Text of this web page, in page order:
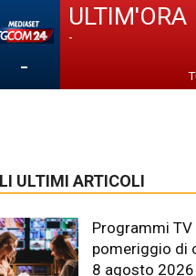
-
ULTIM'ORA
-
ULTIMI ARTICOLI
Programmi TV
pomeriggio di
8 agosto 2026